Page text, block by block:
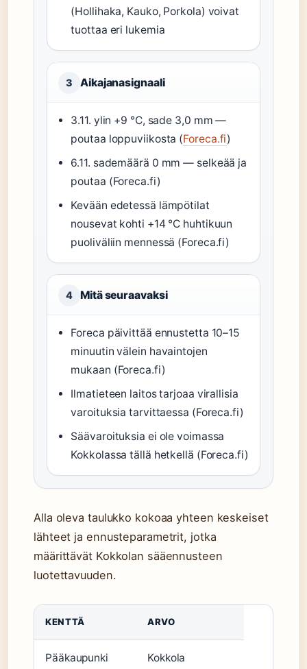
(Hollihaka, Kauko, Porkola) voivat
tuottaa eri lukemia
3 Aikajanasignaali
3.11. ylin +9 °C, sade 3,0 mm —
poutaa loppuviikosta (Foreca.fi)
6.11. sademäärä 0 mm — selkeää ja
poutaa (Foreca.fi)
Kevään edetessä lämpötilat
nousevat kohti +14 °C huhtikuun
puoliväliin mennessä (Foreca.fi)
4 Mitä seuraavaksi
Foreca päivittää ennustetta 10–15
minuutin välein havaintojen
mukaan (Foreca.fi)
Ilmatieteen laitos tarjoaa virallisia
varoituksia tarvittaessa (Foreca.fi)
Säävaroituksia ei ole voimassa
Kokkolassa tällä hetkellä (Foreca.fi)
Alla oleva taulukko kokoaa yhteen keskeiset
lähteet ja ennusteparametrit, jotka
määrittävät Kokkolan sääennusteen
luotettavuuden.
KENTTÄ ARVO
Pääkaupunki Kokkola